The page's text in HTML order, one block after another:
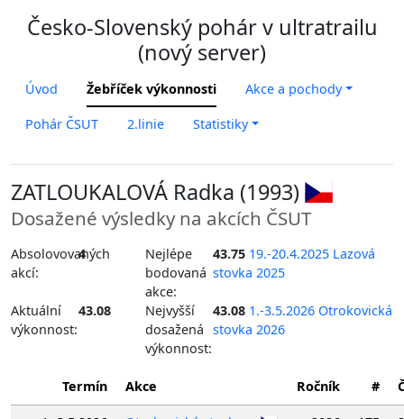
Česko-Slovenský pohár v ultratrailu
(nový server)
Úvod Žebříček výkonnosti Akce a pochody
Pohár ČSUT 2.linie Statistiky
ZATLOUKALOVÁ Radka (1993)
Dosažené výsledky na akcích ČSUT
Absolovovaných
akcí:
4
Nejlépe
bodovaná
akce:
43.75 19.-20.4.2025 Lazová
stovka 2025
Aktuální
výkonnost:
43.08
Nejvyšší
dosažená
výkonnost:
43.08 1.-3.5.2026 Otrokovická
stovka 2026
Termín Akce Ročník #